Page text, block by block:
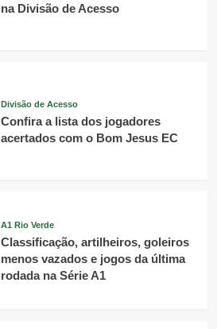
na Divisão de Acesso
Divisão de Acesso
Confira a lista dos jogadores
acertados com o Bom Jesus EC
A1 Rio Verde
Classificação, artilheiros, goleiros
menos vazados e jogos da última
rodada na Série A1